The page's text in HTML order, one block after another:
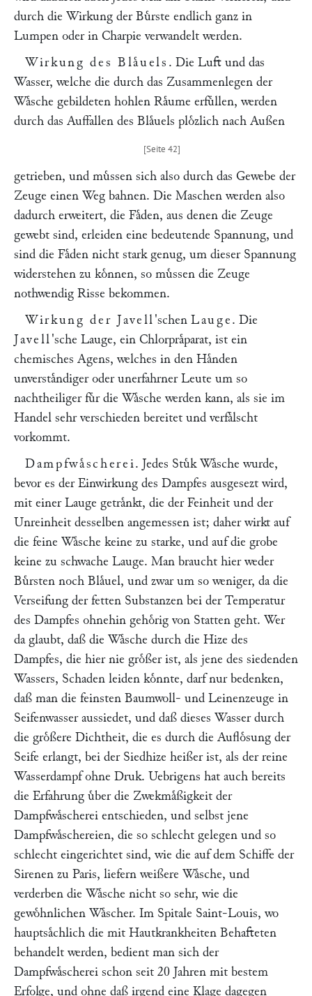
durch die Wirkung der Buͤrste endlich ganz in
Lumpen oder in Charpie verwandelt werden.
Wirkung des Blaͤuels . Die Luft und das
Wasser, welche die durch das Zusammenlegen der
Waͤsche gebildeten hohlen Raͤume erfuͤllen, werden
durch das Auffallen des Blaͤuels ploͤzlich nach Außen
getrieben, und muͤssen sich also durch das Gewebe der
Zeuge einen Weg bahnen. Die Maschen werden also
dadurch erweitert, die Faͤden, aus denen die Zeuge
gewebt sind, erleiden eine bedeutende Spannung, und
sind die Faͤden nicht stark genug, um dieser Spannung
widerstehen zu koͤnnen, so muͤssen die Zeuge
nothwendig Risse bekommen.
Wirkung der Javell 'schen Lauge . Die
Javell 'sche Lauge, ein Chlorpraͤparat, ist ein
chemisches Agens, welches in den Haͤnden
unverstaͤndiger oder unerfahrner Leute um so
nachtheiliger fuͤr die Waͤsche werden kann, als sie im
Handel sehr verschieden bereitet und verfaͤlscht
vorkommt.
Dampfwaͤscherei. Jedes Stuͤk Waͤsche wurde,
bevor es der Einwirkung des Dampfes ausgesezt wird,
mit einer Lauge getraͤnkt, die der Feinheit und der
Unreinheit desselben angemessen ist; daher wirkt auf
die feine Waͤsche keine zu starke, und auf die grobe
keine zu schwache Lauge. Man braucht hier weder
Buͤrsten noch Blaͤuel, und zwar um so weniger, da die
Verseifung der fetten Substanzen bei der Temperatur
des Dampfes ohnehin gehoͤrig von Statten geht. Wer
da glaubt, daß die Waͤsche durch die Hize des
Dampfes, die hier nie groͤßer ist, als jene des siedenden
Wassers, Schaden leiden koͤnnte, darf nur bedenken,
daß man die feinsten Baumwoll- und Leinenzeuge in
Seifenwasser aussiedet, und daß dieses Wasser durch
die groͤßere Dichtheit, die es durch die Aufloͤsung der
Seife erlangt, bei der Siedhize heißer ist, als der reine
Wasserdampf ohne Druk. Uebrigens hat auch bereits
die Erfahrung uͤber die Zwekmaͤßigkeit der
Dampfwaͤscherei entschieden, und selbst jene
Dampfwaͤschereien, die so schlecht gelegen und so
schlecht eingerichtet sind, wie die auf dem Schiffe der
Sirenen zu Paris, liefern weißere Waͤsche, und
verderben die Waͤsche nicht so sehr, wie die
gewoͤhnlichen Waͤscher. Im Spitale Saint-Louis, wo
hauptsaͤchlich die mit Hautkrankheiten Behafteten
behandelt werden, bedient man sich der
Dampfwaͤscherei schon seit 20 Jahren mit bestem
Erfolge, und ohne daß irgend eine Klage dagegen